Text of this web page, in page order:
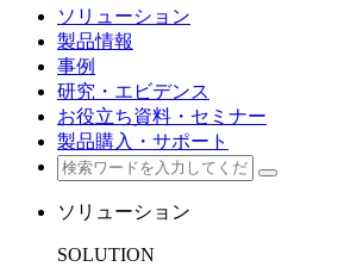
ソリューション
製品情報
事例
研究・エビデンス
お役立ち資料・セミナー
製品購入・サポート
ソリューション
SOLUTION